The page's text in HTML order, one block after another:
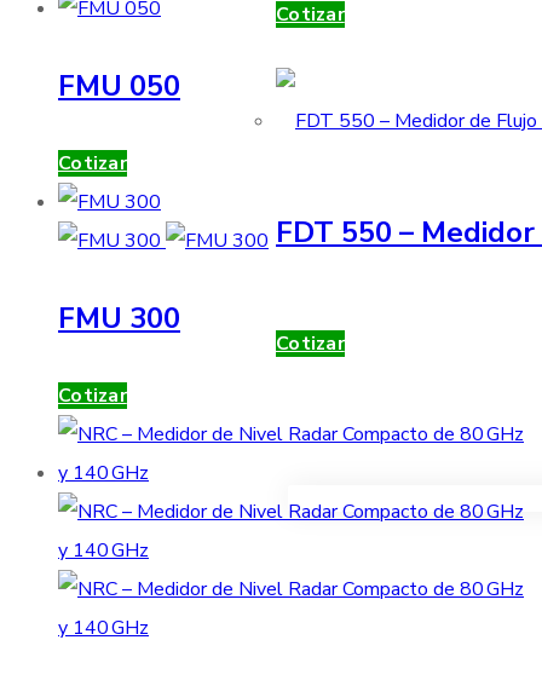
Cotizar
FDT 550 –
Cotizar
VER TODOS LOS
FMU 050
Cotizar
FMU 300
Cotizar